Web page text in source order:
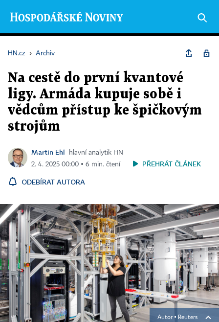
HN.cz › Archiv
Na cestě do první kvantové
ligy. Armáda kupuje sobě i
vědcům přístup ke špičkovým
strojům
Martin Ehl
hlavní analytik HN
2. 4. 2025 00:00 ▪ 6 min. čtení
PŘEHRÁT ČLÁNEK
ODEBÍRAT AUTORA
Autor ▪ Reuters